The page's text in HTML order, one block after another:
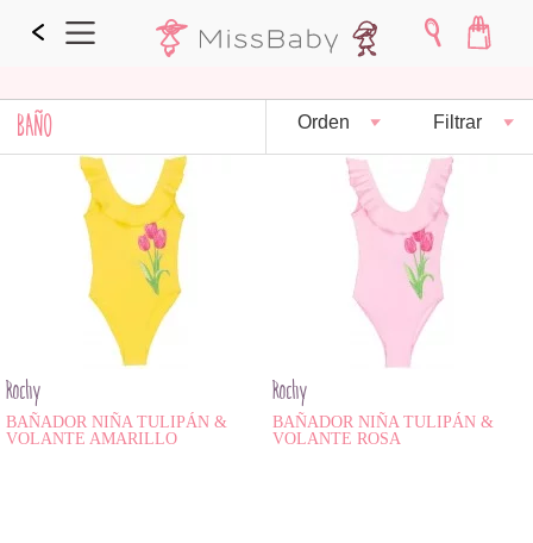
BAÑO Orden Filtrar
Rochy
BAÑADOR NIÑA TULIPÁN &
VOLANTE AMARILLO
Rochy
BAÑADOR NIÑA TULIPÁN &
VOLANTE ROSA